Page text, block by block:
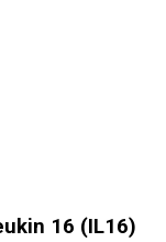
16 (IL16)